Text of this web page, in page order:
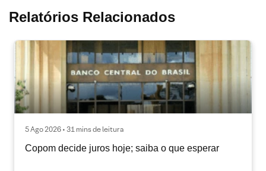
Relatórios Relacionados
5 Ago 2026 • 31 mins de leitura
Copom decide juros hoje; saiba o que esperar